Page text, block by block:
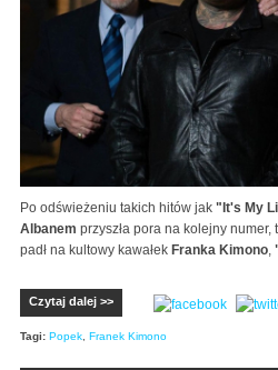
Po odświeżeniu takich hitów jak "It's My
Albanem przyszła pora na kolejny
padł na kultowy kawałek Franka Kimono,
Czytaj dalej >>
Tagi: Popek, Franek Kimono